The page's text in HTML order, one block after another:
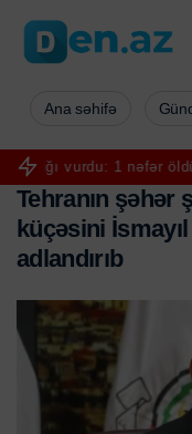
nəfər öldü, yaralananlar
Ana səhifə
Tehranın şəhər ş
küçəsini İsmayıl
adlandırıb